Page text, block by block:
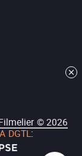
©2026
DGTL: